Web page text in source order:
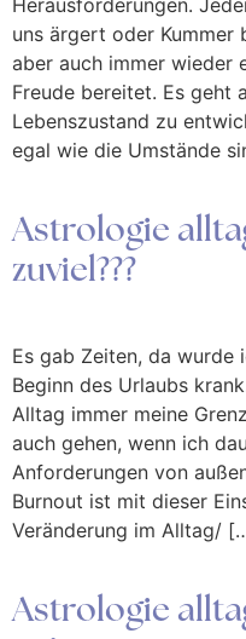
Herausforderungen.
uns ärgert oder Kummer
aber auch immer wieder
Freude bereitet. Es geht
Lebenszustand zu
egal wie die Umstände
Astrologie
zuviel???
Es gab Zeiten, da
Beginn des Urlaubs
Alltag immer meine
auch gehen, wenn ich
Anforderungen von
Burnout ist mit dieser
Veränderung im Alltag/
Astrologie